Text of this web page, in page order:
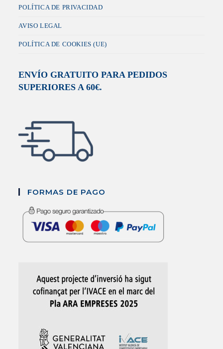
POLÍTICA DE PRIVACIDAD
AVISO LEGAL
POLÍTICA DE COOKIES (UE)
ENVÍO GRATUITO PARA PEDIDOS
SUPERIORES A 60€.
FORMAS DE PAGO